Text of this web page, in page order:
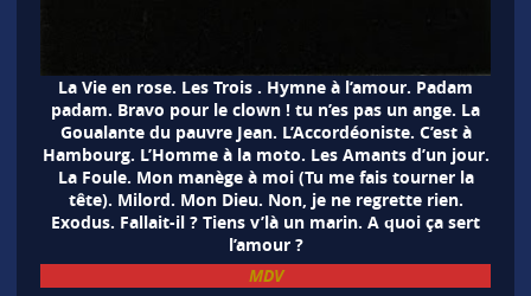
La Vie en rose. Les Trois . Hymne à l’amour. Padam
padam. Bravo pour le clown ! tu n’es pas un ange. La
Goualante du pauvre Jean. L’Accordéoniste. C’est à
Hambourg. L’Homme à la moto. Les Amants d’un jour.
La Foule. Mon manège à moi (Tu me fais tourner la
tête). Milord. Mon Dieu. Non, je ne regrette rien.
Exodus. Fallait-il ? Tiens v’là un marin. A quoi ça sert
l’amour ?
MDV